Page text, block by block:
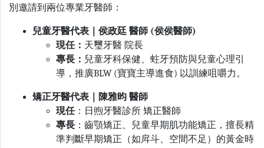
別邀請到兩位專業牙醫師：
兒童牙醫代表｜侯政廷 醫師 (侯侯醫師)
現任： 天璽牙醫 院長
專長： 兒童牙科保健、蛀牙預防與兒童心理引
導，推廣BLW (寶寶主導進食) 以訓練咀嚼力。
矯正牙醫代表｜陳雅昀 醫師
現任：日煦牙醫診所 矯正醫師
專長 ：齒顎矯正、兒童早期肌功能矯正，擅長精
準判斷早期矯正（如戽斗、空間不足）的黃金時